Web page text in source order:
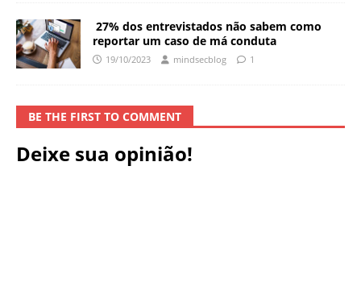
27% dos entrevistados não sabem como
reportar um caso de má conduta
19/10/2023 mindsecblog 1
BE THE FIRST TO COMMENT
Deixe sua opinião!